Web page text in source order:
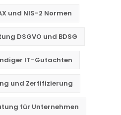
und NIS-2 Normen
DSGVO und BDSG
IT-Gutachten
und Zertifizierung
für Unternehmen